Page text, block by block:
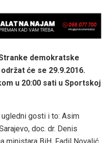
demokratske
će se 29.9.2016.
u 20:00 sati u Sportskoj
gosti i to: Asim
doc. dr. Denis